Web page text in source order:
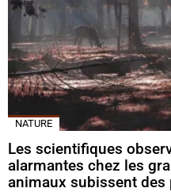
NATURE
Les scientifiques
alarmantes chez les
animaux subissent